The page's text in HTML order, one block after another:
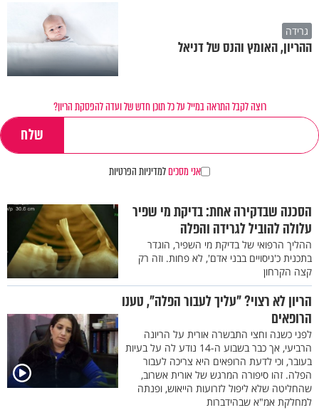
גרידה
ההריון, האומץ והנס של דניאל
רוצה לקבל התראה במייל על כל תוכן חדש של ועדה להפסקת הריון?
אני מסכיםלמדיניות הפרטיות
הסכנה שבדקירה אחת: בדיקת מי שפיר
עלולה להוביל לגרידה והפלה
ההליך הרפואי של בדיקת מי השפיר, הוגדר
בתכנית כ'ניסויים בבני אדם', לא פחות. וזה רק
קצה הקרחון
הריון לא רצוי? "עליך לעבור הפלה", טענו
הרופאים
לפני כשנה וחצי התבשרה אורית על הריונה
הרביעי, אך כבר בשבוע ה-14 נודע לה על בעיות
בעובר, וכי לדעת הרופאים היא צריכה לעבור
הפלה. זהו סיפורה המרגש של אורית אשרוב,
שהחליטה שלא ליפול לזרועות הייאוש, ופנתה
למחלקת אמ"א שבהידברות